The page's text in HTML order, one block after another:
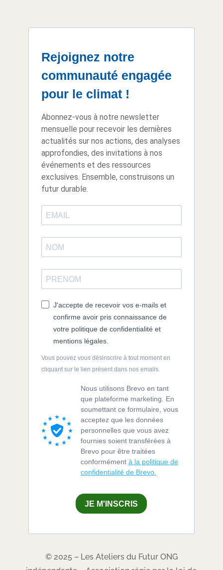
Rejoignez notre
communauté engagée
pour le climat !
Abonnez-vous à notre newsletter
mensuelle pour recevoir les dernières
actualités sur nos actions, des analyses
approfondies, des invitations à nos
événements et des ressources
exclusives. Ensemble, construisons un
futur durable.
J'accepte de recevoir vos e-mails et
confirme avoir pris connaissance de
votre politique de confidentialité et
mentions légales.
Vous pouvez vous désinscrire à tout moment en
cliquant sur le lien présent dans nos emails.
Nous utilisons Brevo en tant
que plateforme marketing. En
soumettant ce formulaire, vous
acceptez que les données
personnelles que vous avez
fournies soient transférées à
Brevo pour être traitées
conformément à la politique de
confidentialité de Brevo.
JE M'INSCRIS
© 2025 – Les Ateliers du Futur ONG